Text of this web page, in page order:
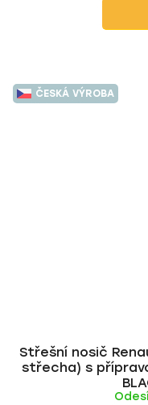
ČESKÁ VÝROBA
Střešní nosič
střecha) s